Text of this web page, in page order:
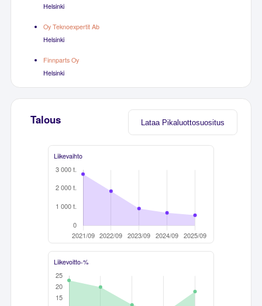
Helsinki
Oy Teknoexpertit Ab
Helsinki
Finnparts Oy
Helsinki
Lataa Pikaluottosuositus
Talous
Liikevaihto
Liikevoitto-%